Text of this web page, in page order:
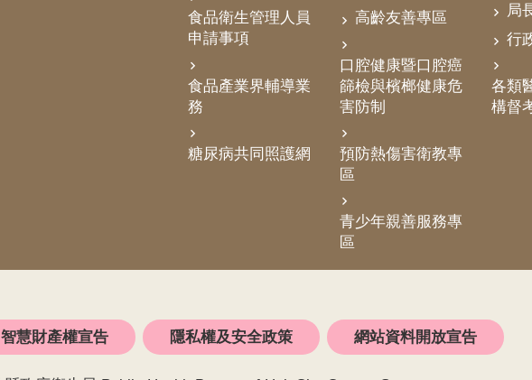
食品衛生管理人員
申請事項
食品產業界輔導業
務
糖尿病共同照護網
高齡友善專區
口腔健康暨口腔癌
篩檢與檳榔健康危
害防制
預防熱傷害衛教專
區
青少年親善服務專
區
局
行
各類
構督
智慧財產權宣告 隱私權及安全政策 網站資料開放宣告